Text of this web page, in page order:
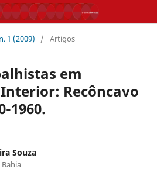
1 (2009) / Artigos
em
Recôncavo
1960.
Souza